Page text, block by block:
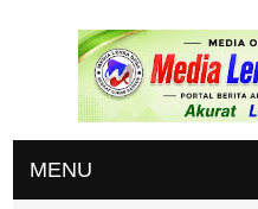
MENU